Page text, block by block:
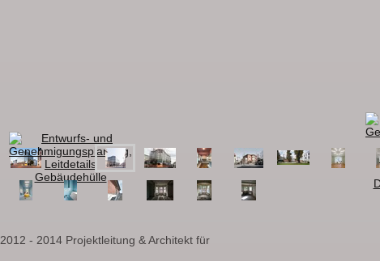
2012 - 2014 Projektleitung & Architekt für